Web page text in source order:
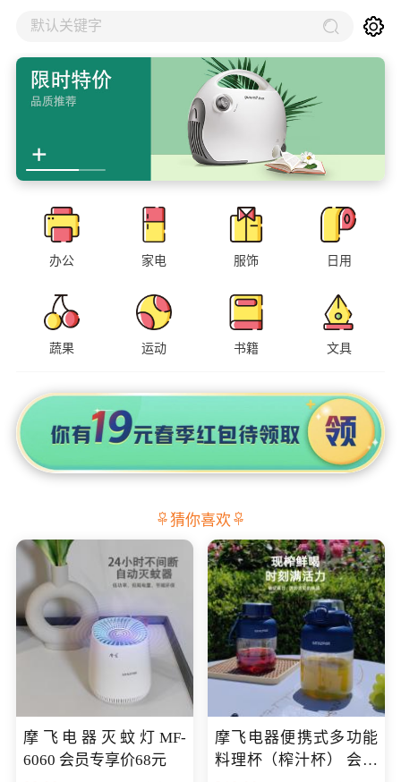
默认关键字
办公 家电 服饰 日用
蔬果 运动 书籍 文具
猜你喜欢
摩飞电器灭蚊灯MF-
6060 会员专享价68元
摩飞电器便携式多功能
料理杯（榨汁杯） 会员